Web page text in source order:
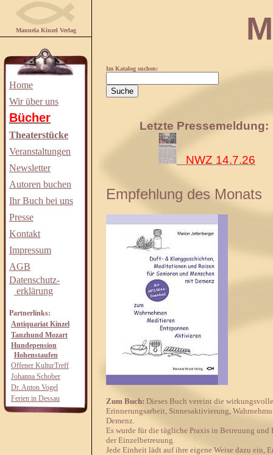
Manuela Kinzel Verlag
Home
Wir über uns
Bücher
Theaterstücke
Veranstaltungen
Newsletter
Autoren buchen
Ihr Buch bei uns
Presse
Kontakt
Impressum
AGB
Datenschutz-
erklärung
Partnerlinks:
Antiquariat Kinzel
Tanzhund Mozart
Hundepension
Hohenstaufen
Offener KulturTreff
Johanna Schober
Dr. Anton Vogel
Ferien in Dessau
Im Katalog suchen:
Letzte Pressemeldung:
NWZ 14.7.26
Empfehlung des Monats
Zum Buch: Dieses Buch vereint die
Erinnerungsarbeit, Sinnesaktivierung,
Demenz.
Es wurde für die tägliche Praxis in Betreuung
der Einzelbetreuung.
Jede Einheit lädt auf ihre eigene Weise dazu ein,